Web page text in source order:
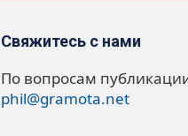
Свяжитесь с нами
По вопросам
phil@gramota.net